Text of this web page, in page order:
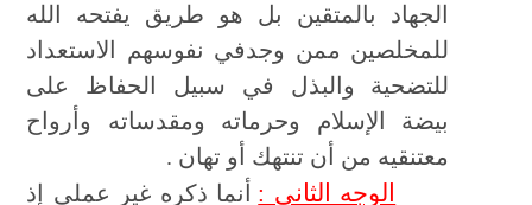
الجهاد بالمتقين بل هو طريق يفتحه الله
للمخلصين ممن وجدفي نفوسهم الاستعداد
للتضحية والبذل في سبيل الحفاظ على
بيضة الإسلام وحرماته ومقدساته وأرواح
معتنقيه من أن تنتهك أو تهان .
الوجه الثاني : أنما ذكره غير عملي إذ